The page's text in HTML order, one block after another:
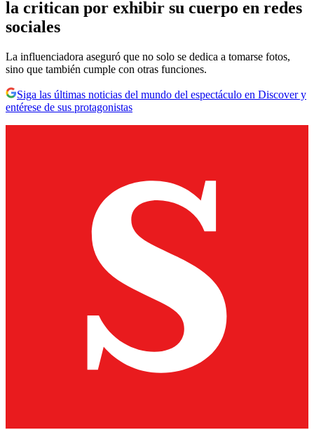
la critican por exhibir su cuerpo en redes
sociales
La influenciadora aseguró que no solo se dedica a tomarse fotos,
sino que también cumple con otras funciones.
Siga las últimas noticias del mundo del espectáculo en Discover y
entérese de sus protagonistas